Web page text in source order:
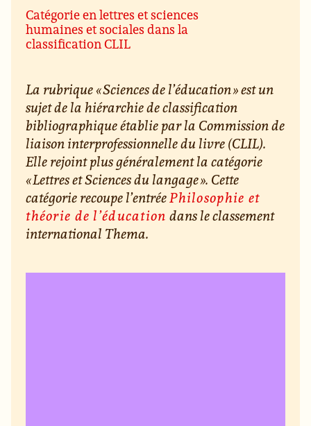
Catégorie en lettres et sciences
humaines et sociales dans la
classification CLIL
La rubrique « Sciences de l’éducation » est un
sujet de la hiérarchie de classification
bibliographique établie par la Commission de
liaison interprofessionnelle du livre (CLIL).
Elle rejoint plus généralement la catégorie
« Lettres et Sciences du langage ». Cette
catégorie recoupe l’entréePhilosophie et
théorie de l’éducation dans le classement
international Thema.